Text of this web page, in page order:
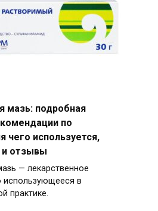
мазь: подробная
по
чего используется,
и отзывы
— лекарственное
использующееся в
практике.